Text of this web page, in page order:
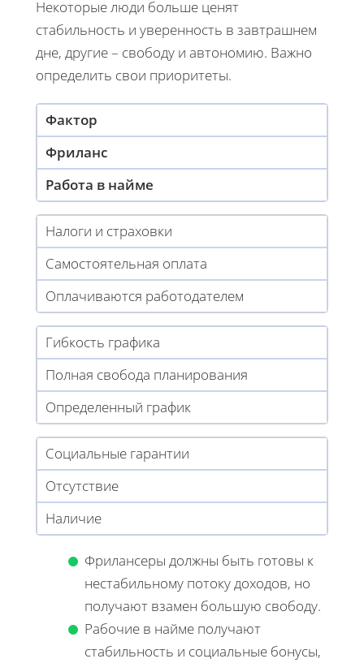
Некоторые люди больше ценят
стабильность и уверенность в завтрашнем
дне, другие – свободу и автономию. Важно
определить свои приоритеты.
Фактор
Фриланс
Работа в найме
Налоги и страховки
Самостоятельная оплата
Оплачиваются работодателем
Гибкость графика
Полная свобода планирования
Определенный график
Социальные гарантии
Отсутствие
Наличие
Фрилансеры должны быть готовы к
нестабильному потоку доходов, но
получают взамен большую свободу.
Рабочие в найме получают
стабильность и социальные бонусы,